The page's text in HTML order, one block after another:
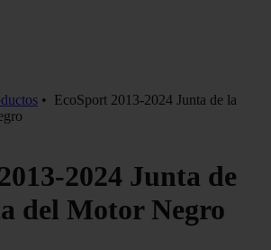
• EcoSport 2013-2024 Junta de la
2024 Junta de
del Motor Negro